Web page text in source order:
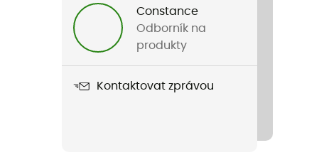
Constance
Odborník na
produkty
Kontaktovat zprávou